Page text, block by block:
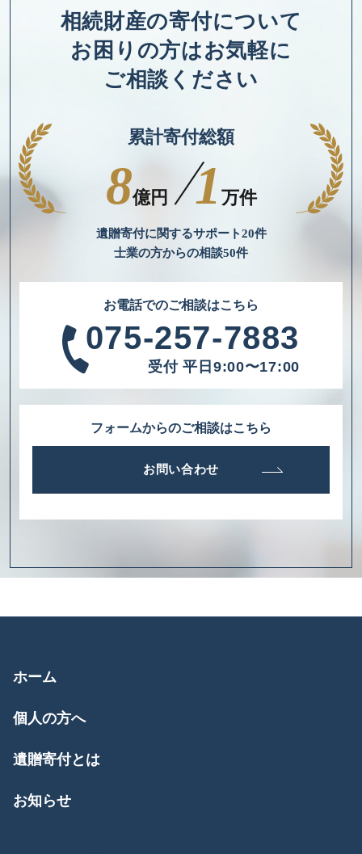
相続財産の寄付について
お困りの方はお気軽に
ご相談ください
累計寄付総額
8億円 /
1 万件
遺贈寄付に関するサポート20件
士業の方からの相談50件
お電話でのご相談はこちら
075-257-7883
受付 平日9:00〜17:00
フォームからのご相談はこちら
お問い合わせ
ホーム
個人の方へ
遺贈寄付とは
お知らせ